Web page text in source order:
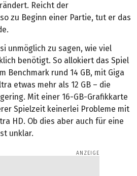
Reicht der
zu Beginn einer Partie, tut er das
unmöglich zu sagen, wie viel
benötigt. So allokiert das Spiel
Benchmark rund 14 GB, mit Giga
etwas mehr als 12 GB – die
Mit einer 16-GB-Grafikkarte
Spielzeit keinerlei Probleme mit
HD. Ob dies aber auch für eine
unklar.